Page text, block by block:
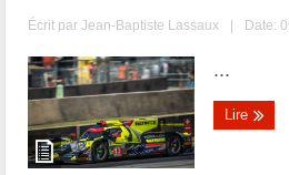
Écrit parJean-Baptiste Lassaux | Date:
...
Lire